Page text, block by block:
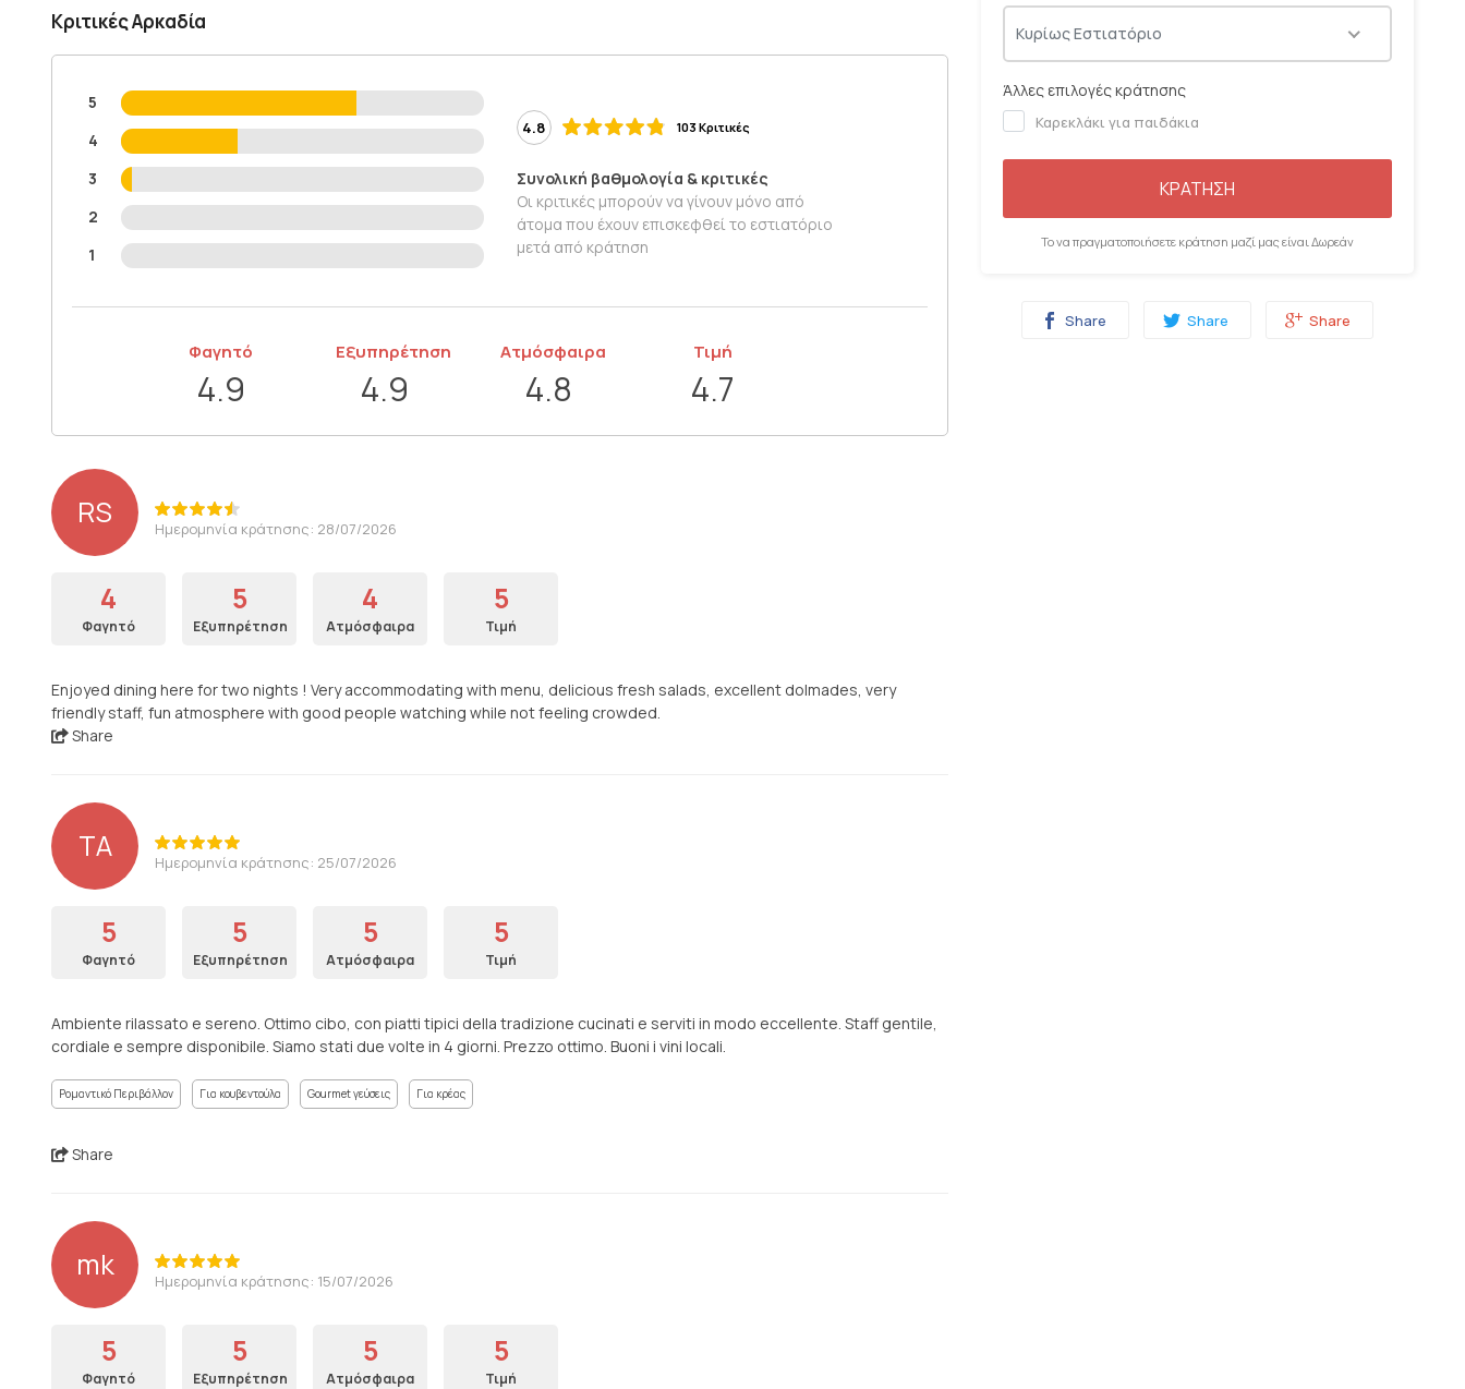
Κριτικές Αρκαδία
5
4
3
2
1
4.8 103 Κριτικές
Συνολική βαθμολογία & κριτικές
Οι κριτικές μπορούν να γίνουν μόνο από
άτομα που έχουν επισκεφθεί το εστιατόριο
μετά από κράτηση
Φαγητό
4.9
Εξυπηρέτηση
4.9
Ατμόσφαιρα
4.8
Τιμή
4.7
RS Ημερομηνία κράτησης: 28/07/2026
4
Φαγητό
5
Εξυπηρέτηση
4
Ατμόσφαιρα
5
Τιμή
Enjoyed dining here for two nights ! Very accommodating with menu, delicious fresh salads, excellent dolmades, very
friendly staff, fun atmosphere with good people watching while not feeling crowded.
Share
TA Ημερομηνία κράτησης: 25/07/2026
5
Φαγητό
5
Εξυπηρέτηση
5
Ατμόσφαιρα
5
Τιμή
Ambiente rilassato e sereno. Ottimo cibo, con piatti tipici della tradizione cucinati e serviti in modo eccellente. Staff gentile,
cordiale e sempre disponibile. Siamo stati due volte in 4 giorni. Prezzo ottimo. Buoni i vini locali.
Ρομαντικό Περιβάλλον Για κουβεντούλα Gourmet γεύσεις Για κρέας
Share
mk Ημερομηνία κράτησης: 15/07/2026
5
Φαγητό
5
Εξυπηρέτηση
5
Ατμόσφαιρα
5
Τιμή
Κυρίως Εστιατόριο
Άλλες επιλογές κράτησης
Καρεκλάκι για παιδάκια
ΚΡΑΤΗΣΗ
Το να πραγματοποιήσετε κράτηση μαζί μας είναι Δωρεάν
Share Share Share